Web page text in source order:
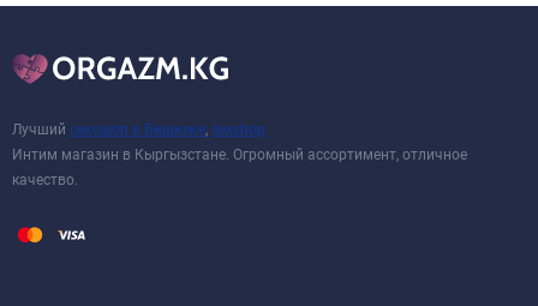
Лучший сексшоп в Бишкеке sexshop
Интим магазин в Кыргызстане. Огромный ассортимент, отличное
качество.